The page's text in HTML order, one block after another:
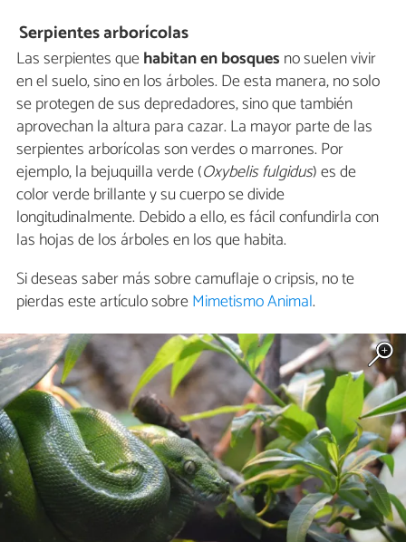
Serpientes arborícolas
Las serpientes quehabitan en bosques no suelen vivir
en el suelo, sino en los árboles. De esta manera, no solo
se protegen de sus depredadores, sino que también
aprovechan la altura para cazar. La mayor parte de las
serpientes arborícolas son verdes o marrones. Por
ejemplo, la bejuquilla verde (Oxybelis fulgidus) es de
color verde brillante y su cuerpo se divide
longitudinalmente. Debido a ello, es fácil confundirla con
las hojas de los árboles en los que habita.
Si deseas saber más sobre camuflaje o cripsis, no te
pierdas este artículo sobreMimetismo Animal.